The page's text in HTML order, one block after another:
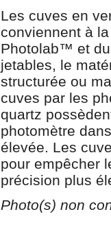
Les cuves en
conviennent à
Photolab™ et du
jetables, le
structurée ou
cuves par les
quartz
photomètre
élevée. Les
pour empêcher
précision plus
Photo(s) non